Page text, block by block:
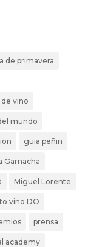
de primavera
de vino
mundo
guia peñin
Garnacha
Miguel Lorente
vino DO
prensa
academy